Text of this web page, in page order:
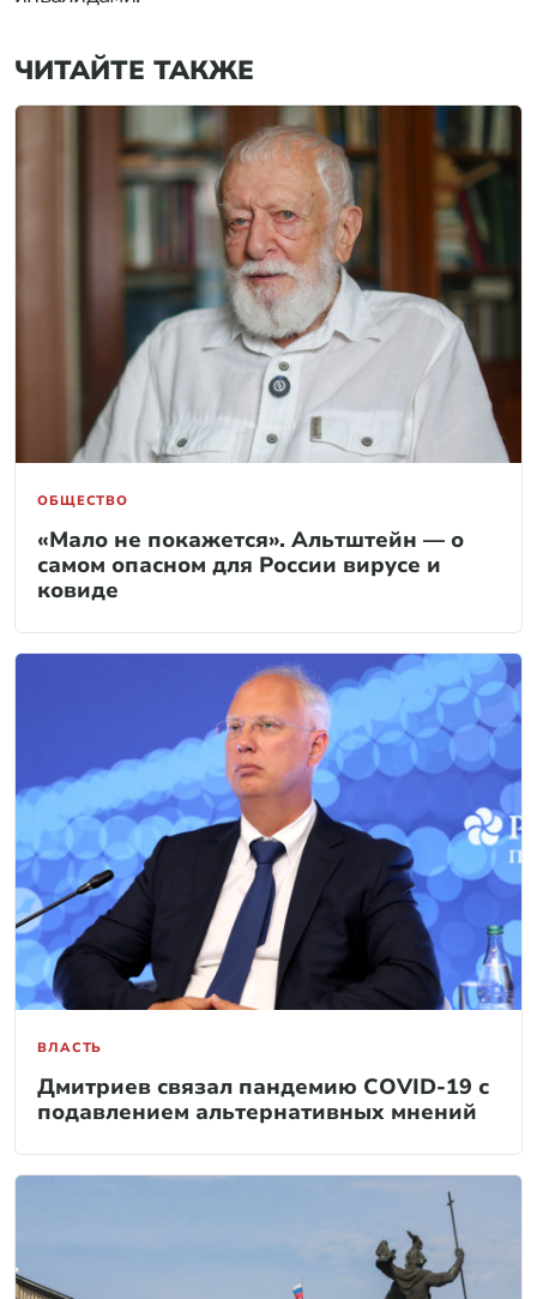
ЧИТАЙТЕ ТАКЖЕ
ОБЩЕСТВО
«Мало не покажется». Альтштейн — о
самом опасном для России вирусе и
ковиде
ВЛАСТЬ
Дмитриев связал пандемию COVID-19 с
подавлением альтернативных мнений